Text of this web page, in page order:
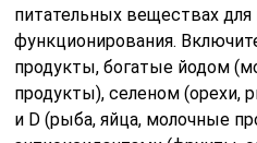
питательных веществах для
функционирования.
продукты, богатые йодом
продукты), селеном (орехи,
и D (рыба, яйца, молочные